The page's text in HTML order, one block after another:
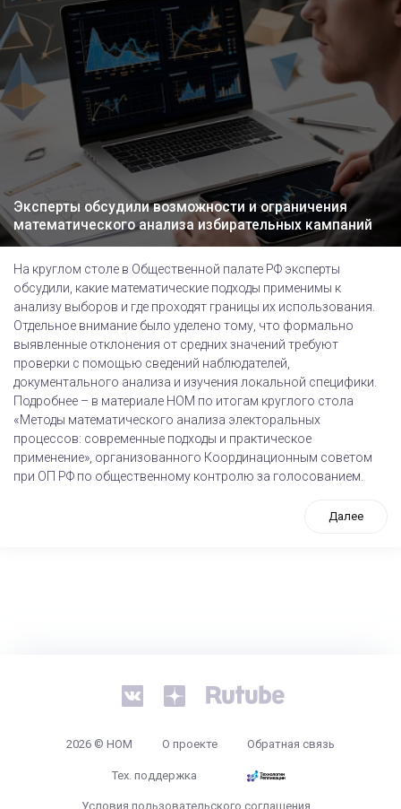
Эксперты обсудили возможности и ограничения
математического анализа избирательных кампаний
На круглом столе в Общественной палате РФ эксперты
обсудили, какие математические подходы применимы к
анализу выборов и где проходят границы их использования.
Отдельное внимание было уделено тому, что формально
выявленные отклонения от средних значений требуют
проверки с помощью сведений наблюдателей,
документального анализа и изучения локальной специфики.
Подробнее – в материале НОМ по итогам круглого стола
«Методы математического анализа электоральных
процессов: современные подходы и практическое
применение», организованного Координационным советом
при ОП РФ по общественному контролю за голосованием.
Далее
2026 © НОМ О проекте Обратная связь
Тех. поддержка
Условия пользовательского соглашения